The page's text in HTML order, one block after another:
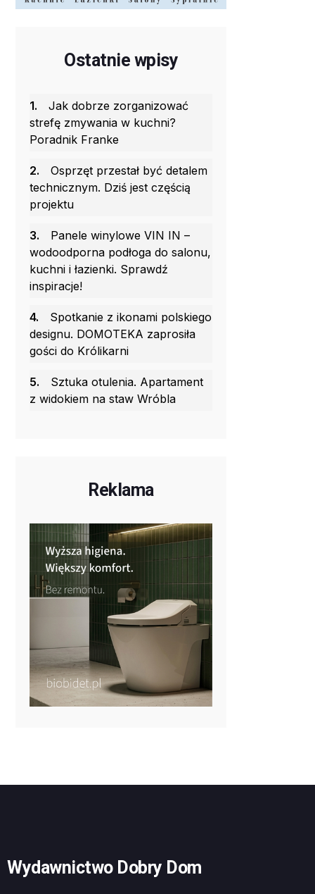
Ostatnie wpisy
1.
Jak dobrze zorganizować
strefę zmywania w kuchni?
Poradnik Franke
2.
Osprzęt przestał być detalem
technicznym. Dziś jest częścią
projektu
3.
Panele winylowe VIN IN –
wodoodporna podłoga do salonu,
kuchni i łazienki. Sprawdź
inspiracje!
4.
Spotkanie z ikonami polskiego
designu. DOMOTEKA zaprosiła
gości do Królikarni
5.
Sztuka otulenia. Apartament
z widokiem na staw Wróbla
Reklama
Wydawnictwo Dobry Dom